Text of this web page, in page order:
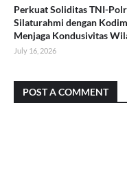
Perkuat Soliditas TNI-
Silaturahmi dengan
Menjaga Kondusivitas
July 16, 2026
POST A COMMENT